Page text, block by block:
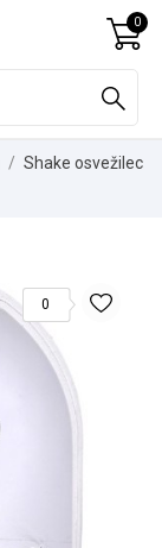
0
Shake osvežilec
0